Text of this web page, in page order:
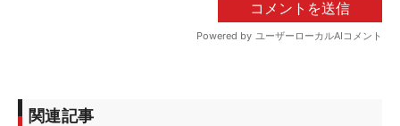
関連記事